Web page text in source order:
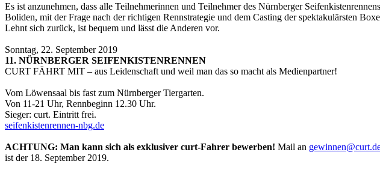
Es ist anzunehmen, dass alle Teilnehmerinnen und Teilnehmer des Nürnberger
Boliden, mit der Frage nach der richtigen Rennstrategie und dem Casting der spektakulärsten
Lehnt sich zurück, ist bequem und lässt die Anderen vor.
Sonntag, 22. September 2019
11. NÜRNBERGER SEIFENKISTENRENNEN
CURT FÄHRT MIT – aus Leidenschaft und weil man das so macht als Medienpartner!
Vom Löwensaal bis fast zum Nürnberger Tiergarten.
Von 11-21 Uhr, Rennbeginn 12.30 Uhr.
Sieger: curt. Eintritt frei.
seifenkistenrennen-nbg.de
ACHTUNG: Man kann sich als exklusiver curt-Fahrer bewerben! Mail an
ist der 18. September 2019.